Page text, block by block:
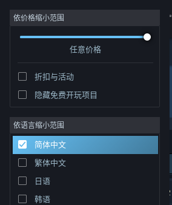
登录
社区
关于
客服
更改语言
依价格缩小范围
任意价格
折扣与活动
隐藏免费开玩项目
依语言缩小范围
简体中文
繁体中文
日语
韩语
开发者: Seidlsoft
排序依据 相关性
0 个匹配的搜索结果。 根据您的偏好，已排除了 2